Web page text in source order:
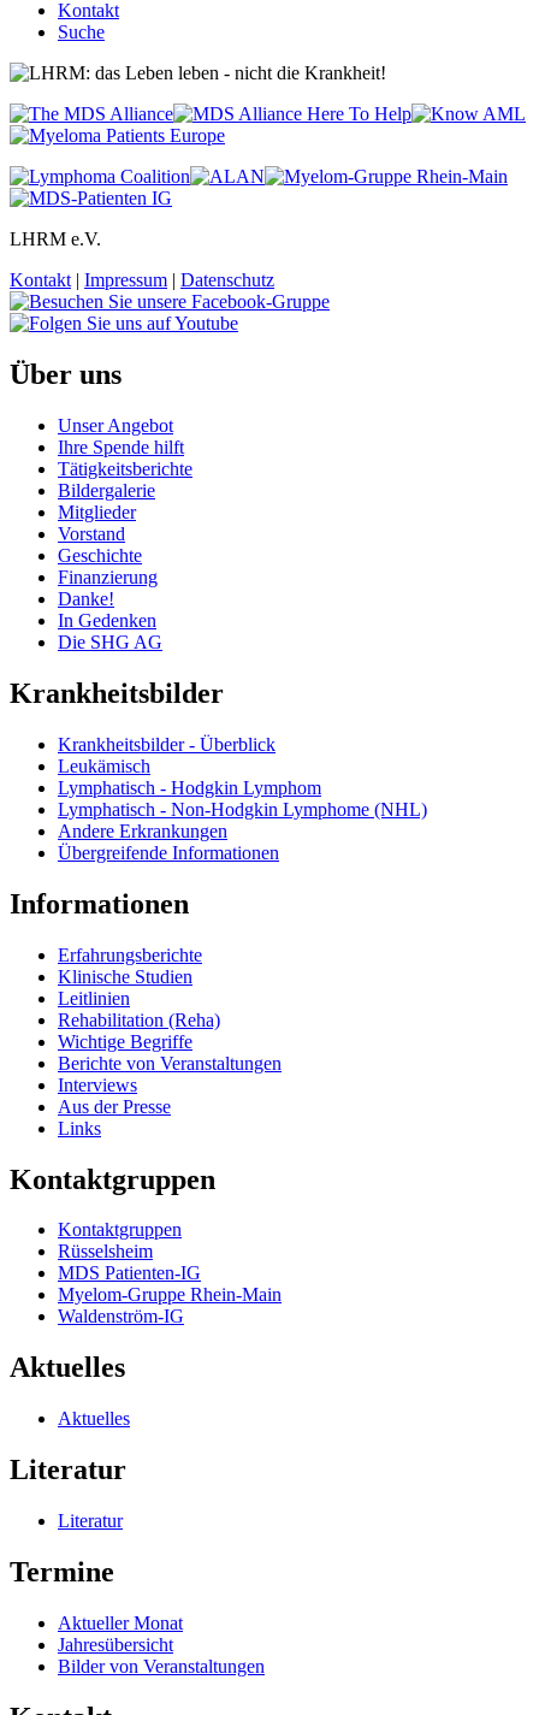
Kontakt
Suche
LHRM e.V.
Kontakt | Impressum | Datenschutz
Über uns
Unser Angebot
Ihre Spende hilft
Tätigkeitsberichte
Bildergalerie
Mitglieder
Vorstand
Geschichte
Finanzierung
Danke!
In Gedenken
Die SHG AG
Krankheitsbilder
Krankheitsbilder - Überblick
Leukämisch
Lymphatisch - Hodgkin Lymphom
Lymphatisch - Non-Hodgkin Lymphome (NHL)
Andere Erkrankungen
Übergreifende Informationen
Informationen
Erfahrungsberichte
Klinische Studien
Leitlinien
Rehabilitation (Reha)
Wichtige Begriffe
Berichte von Veranstaltungen
Interviews
Aus der Presse
Links
Kontaktgruppen
Kontaktgruppen
Rüsselsheim
MDS Patienten-IG
Myelom-Gruppe Rhein-Main
Waldenström-IG
Aktuelles
Aktuelles
Literatur
Literatur
Termine
Aktueller Monat
Jahresübersicht
Bilder von Veranstaltungen